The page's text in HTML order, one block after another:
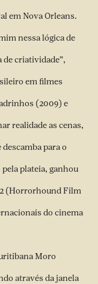
em Nova Orleans.
nessa lógica de
criatividade”,
em filmes
(2009) e
realidade as cenas,
para o
plateia, ganhou
(Horrorhound Film
do cinema
Moro
através da janela